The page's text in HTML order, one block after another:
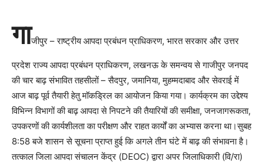
गाजीपुर – राष्ट्रीय आपदा प्रबंधन प्राधिकरण, भारत सरकार और उत्तर
प्रदेश राज्य आपदा प्रबंधन प्राधिकरण, लखनऊ के समन्वय से गाजीपुर जनपद
की चार बाढ़ संभावित तहसीलों – सैदपुर, जमानिया, मुहम्मदाबाद और सेवराई में
आज बाढ़ पूर्व तैयारी हेतु मॉकड्रिल का आयोजन किया गया। कार्यक्रम का उद्देश्य
विभिन्न विभागों की बाढ़ आपदा से निपटने की तैयारियों की समीक्षा, जनजागरूकता,
उपकरणों की कार्यशीलता का परीक्षण और राहत कार्यों का अभ्यास करना था।सुबह
8:58 बजे शासन से सूचना प्राप्त हुई कि अगले तीन घंटे में बाढ़ की संभावना है।
तत्काल जिला आपदा संचालन केंद्र (DEOC) द्वारा अपर जिलाधिकारी (वि/रा)